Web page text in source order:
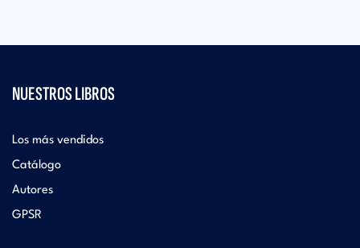
NUESTROS LIBROS
Los más vendidos
Catálogo
Autores
GPSR